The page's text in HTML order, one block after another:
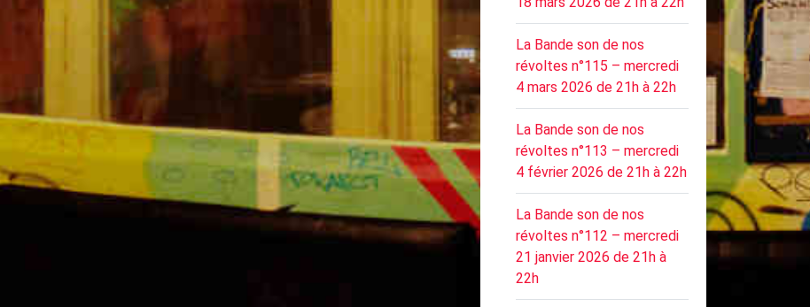
La Bande son de nos
révoltes n°115 – mercredi
4 mars 2026 de 21h à 22h
La Bande son de nos
révoltes n°113 – mercredi
4 février 2026 de 21h à 22h
La Bande son de nos
révoltes n°112 – mercredi
21 janvier 2026 de 21h à
22h